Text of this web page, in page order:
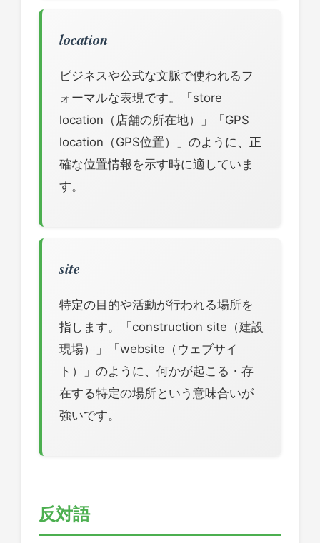
location
ビジネスや公式な文脈で使われるフ
ォーマルな表現です。「store
location（店舗の所在地）」「GPS
location（GPS位置）」のように、正
確な位置情報を示す時に適していま
す。
site
特定の目的や活動が行われる場所を
指します。「construction site（建設
現場）」「website（ウェブサイ
ト）」のように、何かが起こる・存
在する特定の場所という意味合いが
強いです。
反対語